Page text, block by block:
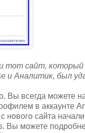
тот сайт, который
и Аналитик, был
Вы всегда можете
в аккаунте
нового сайта
Вы можете